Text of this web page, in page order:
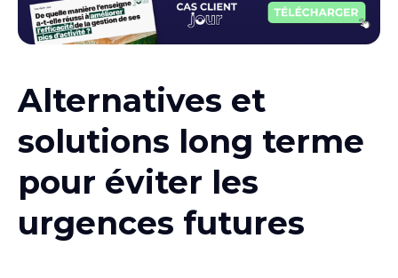
Alternatives et
solutions long terme
pour éviter les
urgences futures